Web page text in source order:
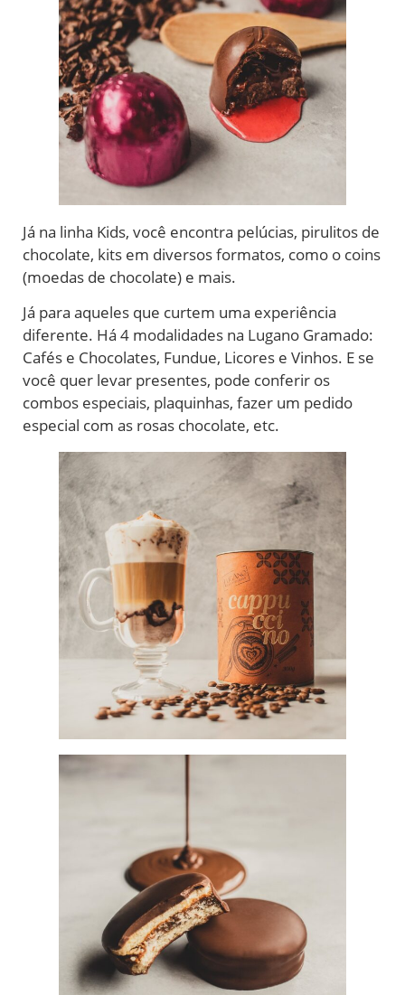
Já na linha Kids, você encontra pelúcias, pirulitos de
chocolate, kits em diversos formatos, como o coins
(moedas de chocolate) e mais.
Já para aqueles que curtem uma experiência
diferente. Há 4 modalidades na Lugano Gramado:
Cafés e Chocolates, Fundue, Licores e Vinhos. E se
você quer levar presentes, pode conferir os
combos especiais, plaquinhas, fazer um pedido
especial com as rosas chocolate, etc.